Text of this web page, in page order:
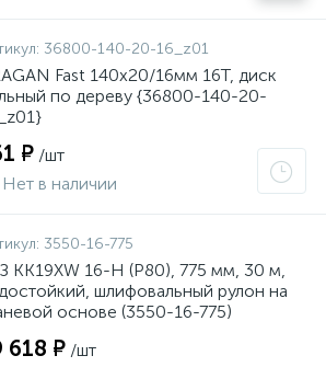
36800-140-20-16_z01
Fast 140x20/16мм 16Т, диск
по дереву {36800-140-20-
₽ /шт
Нет в наличии
3550-16-775
KK19XW 16-H (Р80), 775 мм, 30 м,
шлифовальный рулон на
основе (3550-16-775)
618 ₽ /шт